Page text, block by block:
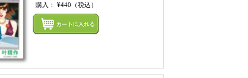
トにいれる
購入：¥440 （税込）